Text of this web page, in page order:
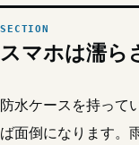
スマホは濡ら
防水ケースを持って
ば面倒になります。